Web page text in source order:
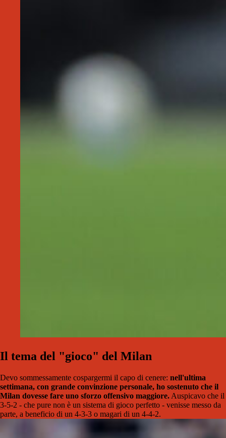
Il tema del "gioco" del Milan
Devo sommessamente cospargermi il capo di cenere: nell'ultima
settimana, con grande convinzione personale, ho sostenuto che il
Milan dovesse fare uno sforzo offensivo maggiore. Auspicavo che il
3-5-2 - che pure non è un sistema di gioco perfetto - venisse messo da
parte, a beneficio di un 4-3-3 o magari di un 4-4-2.